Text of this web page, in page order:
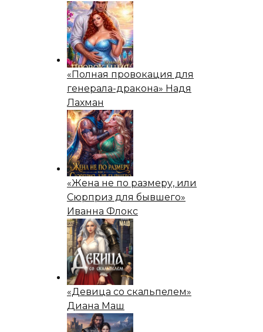
«Полная провокация для
генерала-дракона» Надя
Лахман
«Жена не по размеру, или
Сюрприз для бывшего»
Иванна Флокс
«Девица со скальпелем»
Диана Маш